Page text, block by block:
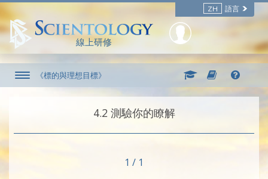
ZH 語言
線上研修
《標的與理想目標》
4.‎2 測驗你的瞭解
1 / 1